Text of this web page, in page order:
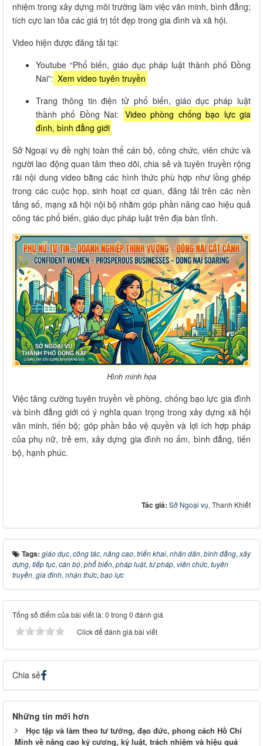
nhiệm trong xây dựng môi trường làm việc văn minh, bình đẳng;
tích cực lan tỏa các giá trị tốt đẹp trong gia đình và xã hội.
Video hiện được đăng tải tại:
Youtube “Phổ biến, giáo dục pháp luật thành phố Đồng
Nai”: Xem video tuyên truyền
Trang thông tin điện tử phổ biến, giáo dục pháp luật
thành phố Đồng Nai: Video phòng chống bạo lực gia
đình, bình đẳng giới
Sở Ngoại vụ đề nghị toàn thể cán bộ, công chức, viên chức và
người lao động quan tâm theo dõi, chia sẻ và tuyên truyền rộng
rãi nội dung video bằng các hình thức phù hợp như lồng ghép
trong các cuộc họp, sinh hoạt cơ quan, đăng tải trên các nền
tảng số, mạng xã hội nội bộ nhằm góp phần nâng cao hiệu quả
công tác phổ biến, giáo dục pháp luật trên địa bàn tỉnh.
Hình minh họa
Việc tăng cường tuyên truyền về phòng, chống bạo lực gia đình
và bình đẳng giới có ý nghĩa quan trọng trong xây dựng xã hội
văn minh, tiến bộ; góp phần bảo vệ quyền và lợi ích hợp pháp
của phụ nữ, trẻ em, xây dựng gia đình no ấm, bình đẳng, tiến
bộ, hạnh phúc.
Tác giả: Sở Ngoại vụ, Thanh Khiết
Tags: giáo dục, công tác, nâng cao, triển khai, nhân dân, bình đẳng, xây
dựng, tiếp tục, cán bộ, phổ biến, pháp luật, tư pháp, viên chức, tuyên
truyền, gia đình, nhận thức, bạo lực
Tổng số điểm của bài viết là: 0 trong 0 đánh giá
Click để đánh giá bài viết
Chia sẻ
Những tin mới hơn
Học tập và làm theo tư tưởng, đạo đức, phong cách Hồ Chí
Minh về nâng cao kỷ cương, kỷ luật, trách nhiệm và hiệu quả